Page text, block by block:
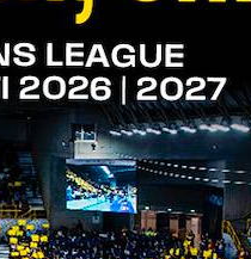
post o